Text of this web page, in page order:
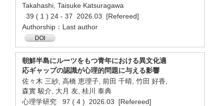
Takahashi, Taisuke Katsuragawa
39 ( 1 ) 24 - 37 2026.03 [Refereed]
Authorship：Last author
DOI
朝鮮半島にルーツをもつ青年における異文化適
応ギャップの認識が心理的問題に与える影響
佐々木 三紗, 高橋 恵理子, 前田 千晴, 竹田 好香,
森實 駿介, 大月 友, 桂川 泰典
心理学研究 97 ( 4 ) 2026.03 [Refereed]